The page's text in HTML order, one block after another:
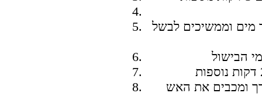
מלח. מוסיפים 1 ליטר מים וממשיכים לבשל